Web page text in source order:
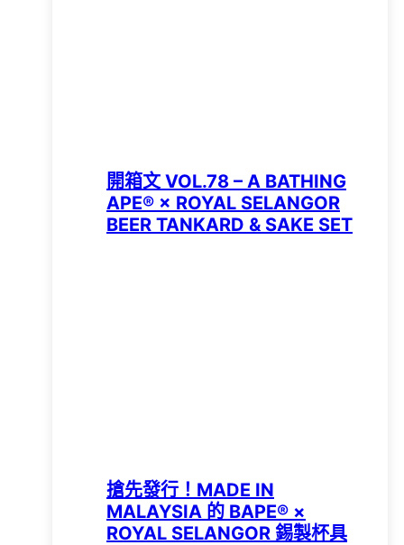
開箱文 VOL.78 – A BATHING
APE®︎ × ROYAL SELANGOR
BEER TANKARD & SAKE SET
搶先發行！MADE IN
MALAYSIA 的 BAPE® ×
ROYAL SELANGOR 錫製杯具